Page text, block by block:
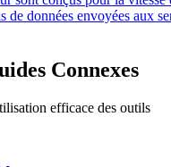
de données envoyées aux
Connexes
efficace des outils